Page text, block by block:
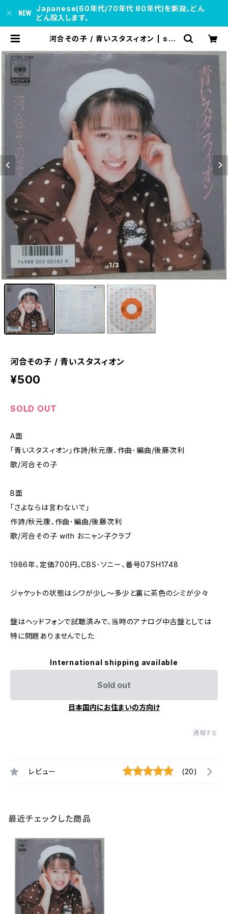
Japanese(60年代/70年代 80年代)を新設。どん
どん投入します。
河合その子 / 青いスタスィオン | sou
1/3
河合その子 / 青いスタスィオン
¥500
SOLD OUT
A面
「青いスタスィオン」作詩/秋元康、作曲･編曲/後藤次利
歌/河合その子
B面
「さよならは言わないで」
作詩/秋元康、作曲･編曲/後藤次利
歌/河合その子 with おニャン子クラブ
1986年、定価700円、CBS･ソニー、番号07SH1748
ジャケットの状態はシワが少し～多少と裏に茶色のシミが少々
盤はヘッドフォンで試聴済みで、当時のアナログ中古盤としては
特に問題ありませんでした
International shipping available
Sold out
日本国内にお住まいの方向け
通報する
レビュー (20)
最近チェックした商品